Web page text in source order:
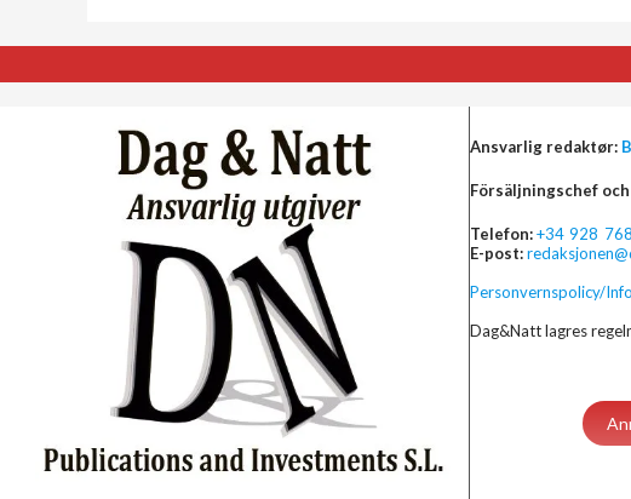
Ansvarlig redaktør:
Försäljningschef
Telefon:+34 928
E-post:
Personvernspolicy/
Dag&Natt lagres